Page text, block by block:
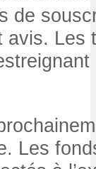
de
avis. Les
Les